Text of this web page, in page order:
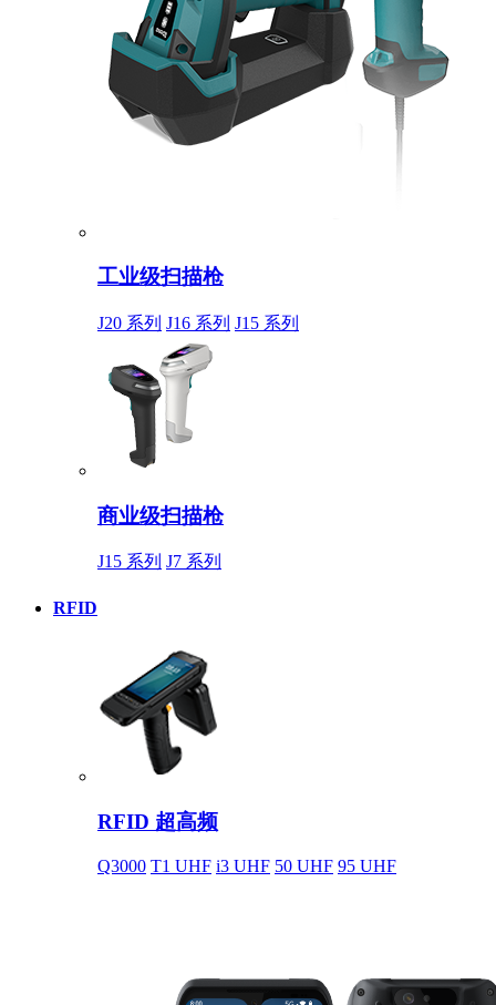
工业级扫描枪
J20 系列 J16 系列 J15 系列
商业级扫描枪
J15 系列 J7 系列
RFID
RFID 超高频
Q3000 T1 UHF i3 UHF 50 UHF 95 UHF